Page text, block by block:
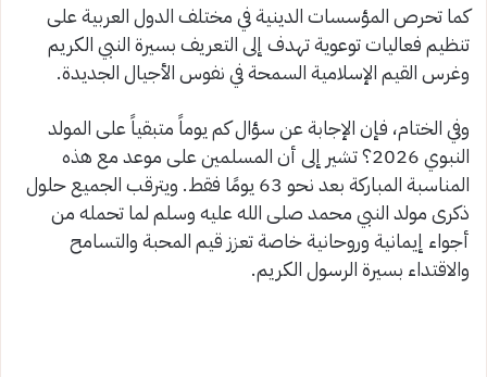
كما تحرص المؤسسات الدينية في مختلف الدول العربية على
تنظيم فعاليات توعوية تهدف إلى التعريف بسيرة النبي الكريم
وغرس القيم الإسلامية السمحة في نفوس الأجيال الجديدة.
وفي الختام، فإن الإجابة عن سؤال كم يوماً متبقياً على المولد
النبوي 2026؟ تشير إلى أن المسلمين على موعد مع هذه
المناسبة المباركة بعد نحو 63 يومًا فقط. ويترقب الجميع حلول
ذكرى مولد النبي محمد صلى الله عليه وسلم لما تحمله من
أجواء إيمانية وروحانية خاصة تعزز قيم المحبة والتسامح
والاقتداء بسيرة الرسول الكريم.